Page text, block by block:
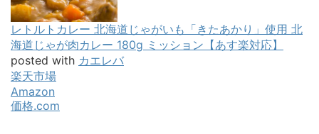
レトルトカレー 北海道じゃがいも「きたあかり」使用 北
海道じゃが肉カレー 180g ミッション【あす楽対応】
posted with カエレバ
楽天市場
Amazon
価格.com